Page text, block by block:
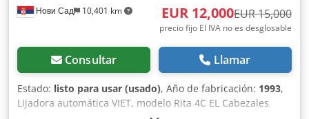
Нови Сад 10,401 km EUR 12,000EUR 15,000
precio fijo El IVA no es desglosable
Consultar Llamar
Estado: listo para usar (usado), Año de fabricación: 1993,
Lijadora automática VIET, modelo Rita 4C EL Cabezales